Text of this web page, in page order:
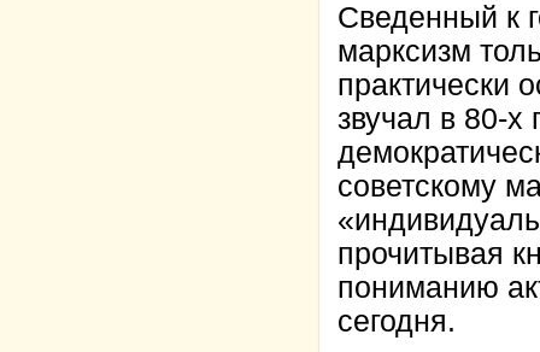
Сведенный к
марксизм
практически
звучал в 80-
советскому
прочитывая
пониманию
сегодня.